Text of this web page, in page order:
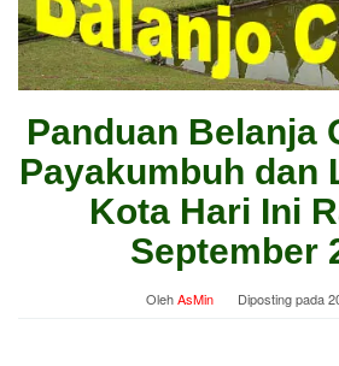
Panduan Belanja
Payakumbuh dan
Kota Hari Ini
September
OlehAsMin Diposting pada